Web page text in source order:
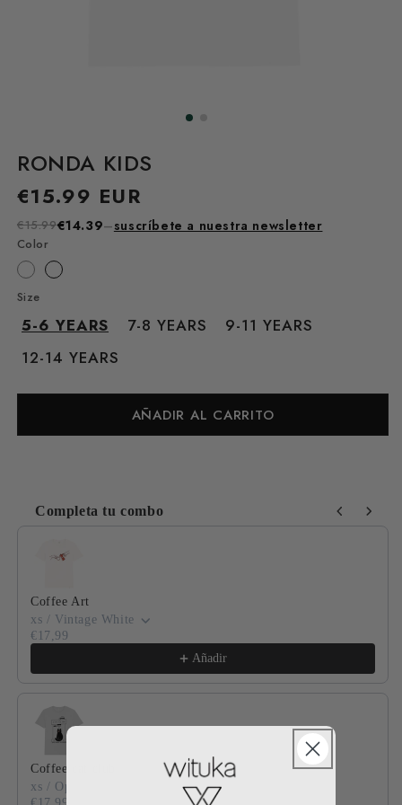
RONDA KIDS
Precio
€15.99 EUR
€15.99€14.39–suscríbete a nuestra newsletter
Size
5-6 YEARS 7-8 YEARS
9-11 YEARS
12-14 YEARS
Color
AÑADIR AL CARRITO
Completa tu combo
Coffee Art
xs / Vintage White
€17,99
Añadir
Coffee cat club
xs / Opal